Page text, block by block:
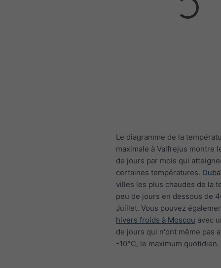
Le diagramme de la
maximale à Valfrejus montre
de jours par mois qui
certaines températures.
villes les plus chaudes de la
peu de jours en dessous de
Juillet. Vous pouvez
hivers froids à Moscou avec
de jours qui n'ont même pas
-10°C, le maximum quotidien.